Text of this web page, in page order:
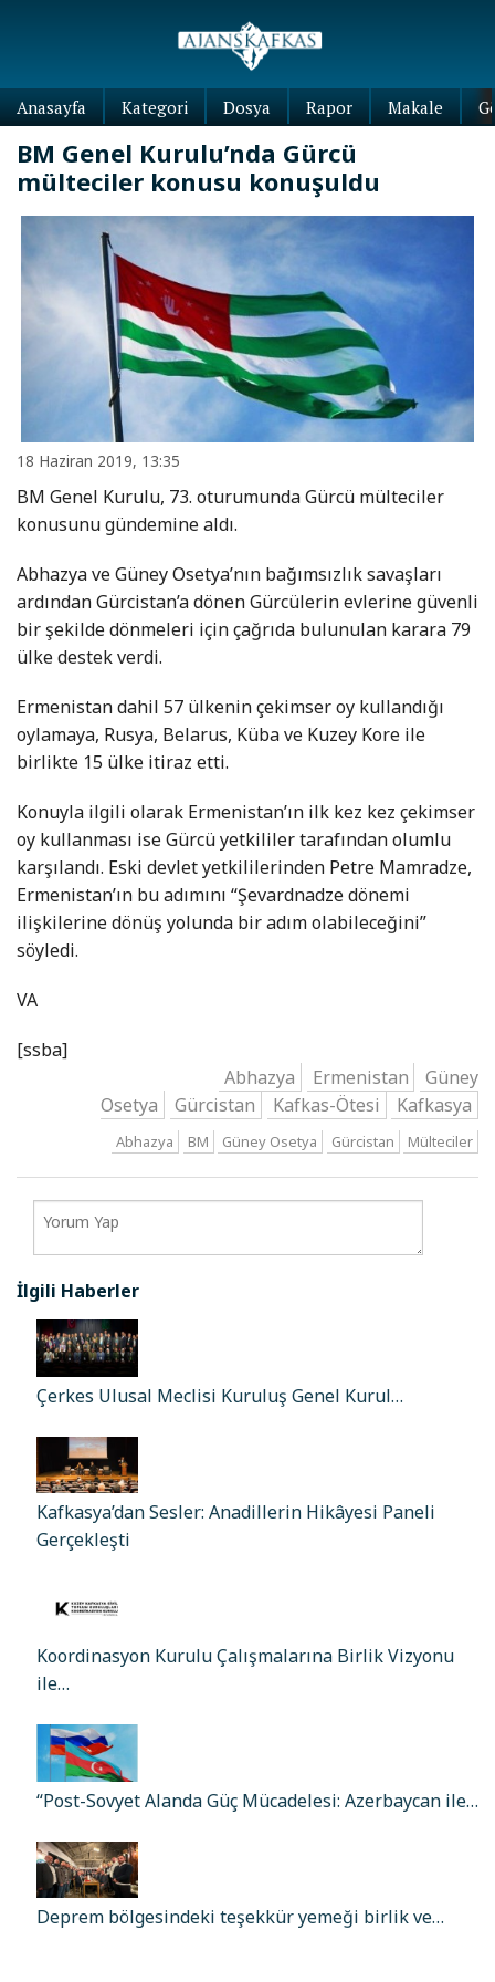
Anasayfa Kategori Dosya Rapor Makale
BM Genel Kurulu’nda Gürcü
mülteciler konusu konuşuldu
18 Haziran 2019, 13:35
BM Genel Kurulu, 73. oturumunda Gürcü mülteciler
konusunu gündemine aldı.
Abhazya ve Güney Osetya’nın bağımsızlık savaşları
ardından Gürcistan’a dönen Gürcülerin evlerine güvenli
bir şekilde dönmeleri için çağrıda bulunulan karara 79
ülke destek verdi.
Ermenistan dahil 57 ülkenin çekimser oy kullandığı
oylamaya, Rusya, Belarus, Küba ve Kuzey Kore ile
birlikte 15 ülke itiraz etti.
Konuyla ilgili olarak Ermenistan’ın ilk kez kez çekimser
oy kullanması ise Gürcü yetkililer tarafından olumlu
karşılandı. Eski devlet yetkililerinden Petre Mamradze,
Ermenistan’ın bu adımını “Şevardnadze dönemi
ilişkilerine dönüş yolunda bir adım olabileceğini”
söyledi.
VA
[ssba]
Abhazya
Ermenistan
Güney
Osetya
Gürcistan Kafkas-Ötesi Kafkasya
Abhazya BM Güney Osetya Gürcistan Mülteciler
İlgili Haberler
Çerkes Ulusal Meclisi Kuruluş Genel Kurul…
Kafkasya’dan Sesler: Anadillerin Hikâyesi Paneli
Gerçekleşti
Koordinasyon Kurulu Çalışmalarına Birlik Vizyonu
ile…
“Post-Sovyet Alanda Güç Mücadelesi: Azerbaycan ile…
Deprem bölgesindeki teşekkür yemeği birlik ve…